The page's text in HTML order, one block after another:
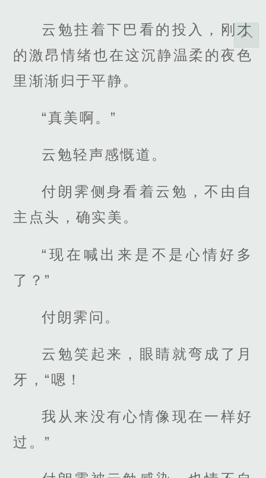
云勉拄着下巴看的投入，刚才
的激昂情绪也在这沉静温柔的夜色
里渐渐归于平静。
“真美啊。”
云勉轻声感慨道。
付朗霁侧身看着云勉，不由自
主点头，确实美。
“现在喊出来是不是心情好多
了？”
付朗霁问。
云勉笑起来，眼睛就弯成了月
牙，“嗯！
我从来没有心情像现在一样好
过。”